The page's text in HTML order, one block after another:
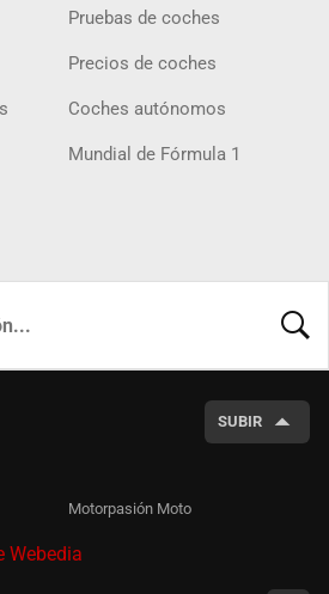
Pruebas de coches
Precios de coches
Coches autónomos
Mundial de Fórmula 1
SUBIR
Motorpasión Moto
Webedia